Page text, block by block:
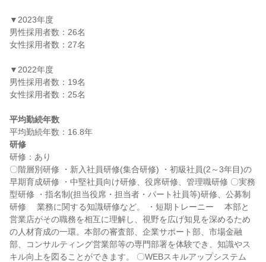
▼2023年度
男性採用者数：26名
女性採用者数：27名
▼2022年度
男性採用者数：19名
女性採用者数：25名
平均勤続年数
研修
研修：あり
〇階層別研修 ・新入社員研修(集合研修) ・初級社員(2～3年目)の
早期育成研修 ・中堅社員向け研修、役席研修、管理職研修 〇実務
型研修 ・指名制(担当役席・担当者・パート社員等)研修、公募制
研修 　業務に関する知識研修など。 ・短期トレーニー 　本部と
営業店がその職務を相互に理解し、視野を広げ知見を深めるため
の人材育成の一環。本部の審査部、企業サポート部、市場金融
部、コンサルティング営業部等の専門部署を体験でき、知識やス
キル向上を図ることができます。 〇WEBスキルアップシステム